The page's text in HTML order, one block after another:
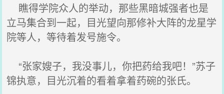
瞧得学院众人的举动，那些黑暗城强者也是
立马集合到一起，目光望向那修补大阵的龙星学
院等人，等待着发号施令。
“张家嫂子，我没事儿，你把药给我吧！”苏子
锦执意，目光沉着的看着拿着药碗的张氏。